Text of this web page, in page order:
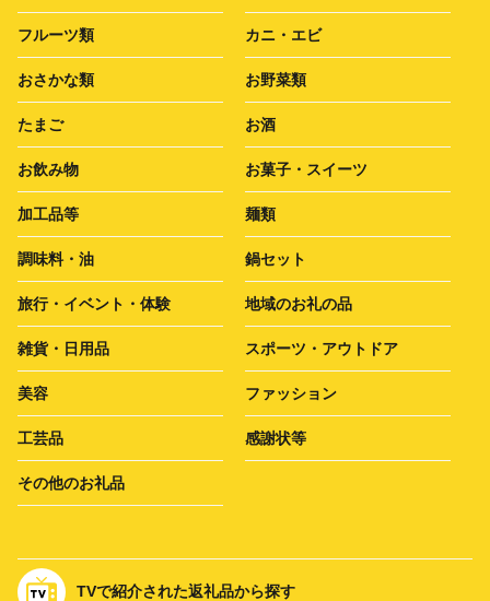
フルーツ類 カニ・エビ
おさかな類 お野菜類
たまご お酒
お飲み物 お菓子・スイーツ
加工品等 麺類
調味料・油 鍋セット
旅行・イベント・体験 地域のお礼の品
雑貨・日用品 スポーツ・アウトドア
美容 ファッション
工芸品 感謝状等
その他のお礼品
TVで紹介された返礼品から探す